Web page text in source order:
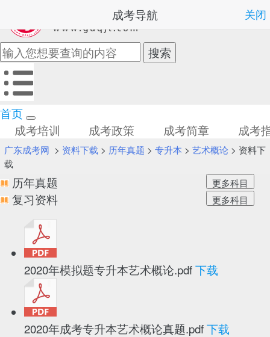
首页
成考培训
成考政策 成考简章 成考
广东成考网 > 资料下载 > 历年真题 > 专升本 > 艺术概论 > 资料下
载
历年真题
复习资料
2020年模拟题专升本艺术概论.pdf下载
2020年成考专升本艺术概论真题.pdf下载
成考导航 关闭